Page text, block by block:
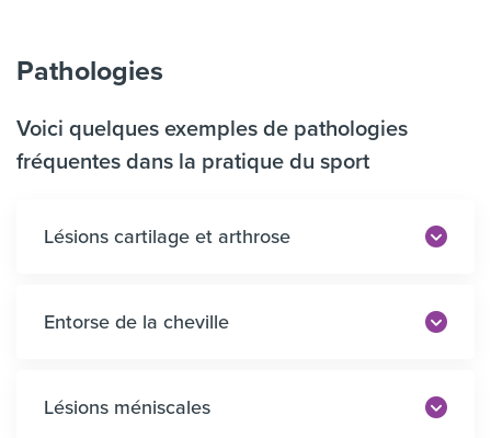
Pathologies
Voici quelques exemples de pathologies
fréquentes dans la pratique du sport
Lésions cartilage et arthrose
Entorse de la cheville
Lésions méniscales